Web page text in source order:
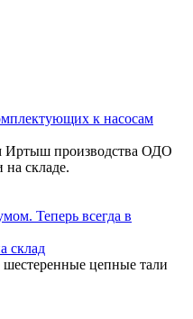
к насосам
Иртыш производства ОДО
складе.
Теперь всегда в
склад
цепные тали